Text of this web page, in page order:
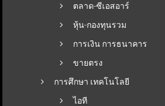
ตลาด-ซีเอสอาร์
หุ้น-กองทุนรวม
การเงิน การธนาคาร
ขายตรง
การศึกษา เทคโนโลยี
ไอที